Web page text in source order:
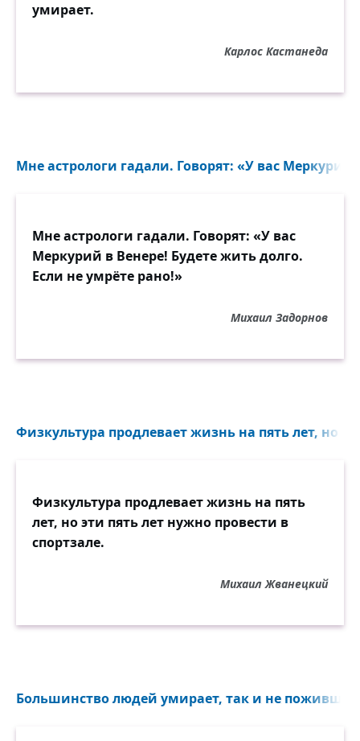
умирает.
Карлос Кастанеда
Мне астрологи гадали. Говорят: «У вас Меркурий
Мне астрологи гадали. Говорят: «У вас
Меркурий в Венере! Будете жить долго.
Если не умрёте рано!»
Михаил Задорнов
Физкультура продлевает жизнь на пять лет, но
Физкультура продлевает жизнь на пять
лет, но эти пять лет нужно провести в
спортзале.
Михаил Жванецкий
Большинство людей умирает, так и не